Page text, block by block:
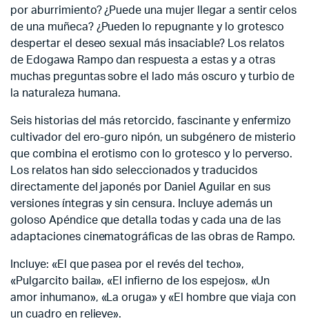
por aburrimiento? ¿Puede una mujer llegar a sentir celos
de una muñeca? ¿Pueden lo repugnante y lo grotesco
despertar el deseo sexual más insaciable? Los relatos
de Edogawa Rampo dan respuesta a estas y a otras
muchas preguntas sobre el lado más oscuro y turbio de
la naturaleza humana.
Seis historias del más retorcido, fascinante y enfermizo
cultivador del ero-guro nipón, un subgénero de misterio
que combina el erotismo con lo grotesco y lo perverso.
Los relatos han sido seleccionados y traducidos
directamente del japonés por Daniel Aguilar en sus
versiones íntegras y sin censura. Incluye además un
goloso Apéndice que detalla todas y cada una de las
adaptaciones cinematográficas de las obras de Rampo.
Incluye: «El que pasea por el revés del techo»,
«Pulgarcito baila», «El infierno de los espejos», «Un
amor inhumano», «La oruga» y «El hombre que viaja con
un cuadro en relieve».